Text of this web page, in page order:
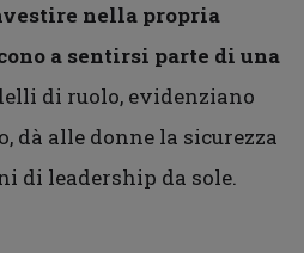
nella propria
a sentirsi parte di una
di ruolo, evidenziano
dà alle donne la sicurezza
di leadership da sole.